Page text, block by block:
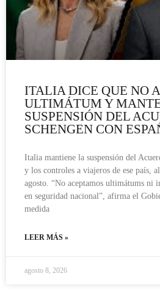
ITALIA DICE QUE NO
ULTIMÁTUM Y
SUSPENSIÓN DEL
SCHENGEN CON
Italia mantiene la suspensión del
y los controles a viajeros de ese país,
agosto. “No aceptamos ultimátums ni
en seguridad nacional”, afirma el
medida
LEER MÁS »
agosto 8, 2026